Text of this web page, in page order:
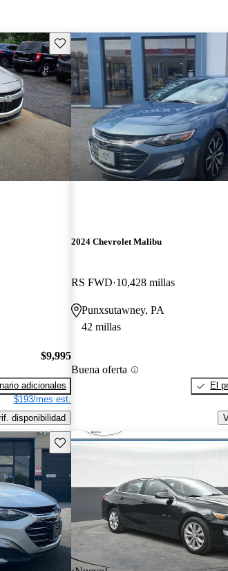
Guarda este Aviso
$9,995
adicionales
$193/mes est.
disponibilidad
2024 Chevrolet Malibu
RS FWD 10,428 millas
Punxsutawney, PA
42 millas
Buena oferta
El
Guarda este Aviso